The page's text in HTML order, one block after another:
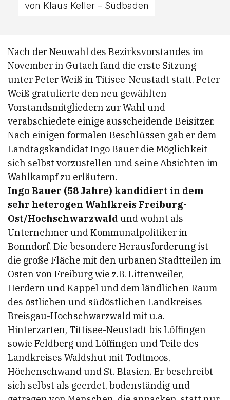
von Klaus Keller – Südbaden
Nach der Neuwahl des Bezirksvorstandes im
November in Gutach fand die erste Sitzung
unter Peter Weiß in Titisee-Neustadt statt. Peter
Weiß gratulierte den neu gewählten
Vorstandsmitgliedern zur Wahl und
verabschiedete einige ausscheidende Beisitzer.
Nach einigen formalen Beschlüssen gab er dem
Landtagskandidat Ingo Bauer die Möglichkeit
sich selbst vorzustellen und seine Absichten im
Wahlkampf zu erläutern.
Ingo Bauer (58 Jahre) kandidiert in dem
sehr heterogen Wahlkreis Freiburg-
Ost/Hochschwarzwald und wohnt als
Unternehmer und Kommunalpolitiker in
Bonndorf. Die besondere Herausforderung ist
die große Fläche mit den urbanen Stadtteilen im
Osten von Freiburg wie z.B. Littenweiler,
Herdern und Kappel und dem ländlichen Raum
des östlichen und südöstlichen Landkreises
Breisgau-Hochschwarzwald mit u.a.
Hinterzarten, Tittisee-Neustadt bis Löffingen
sowie Feldberg und Löffingen und Teile des
Landkreises Waldshut mit Todtmoos,
Höchenschwand und St. Blasien. Er beschreibt
sich selbst als geerdet, bodenständig und